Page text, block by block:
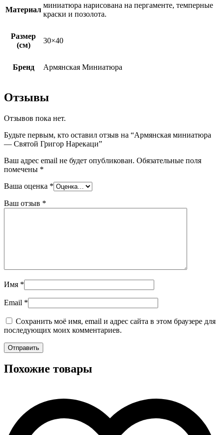
Материал
миниатюра нарисована на пергаменте, темперные
краски и позолота.
Размер
(см)
30×40
Бренд Армянская Миниатюра
Отзывы
Отзывов пока нет.
Будьте первым, кто оставил отзыв на “Армянская миниатюра
— Святой Григор Нарекаци”
Ваш адрес email не будет опубликован. Обязательные поля
помечены *
Ваша оценка *
Ваш отзыв *
Имя *
Email *
Сохранить моё имя, email и адрес сайта в этом браузере для
последующих моих комментариев.
Похожие товары